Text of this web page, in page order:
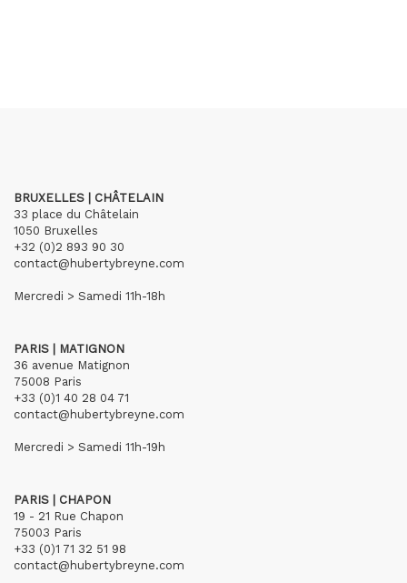
BRUXELLES | CHÂTELAIN
33 place du Châtelain
1050 Bruxelles
+32 (0)2 893 90 30
contact@hubertybreyne.com
Mercredi > Samedi 11h-18h
PARIS | MATIGNON
36 avenue Matignon
75008 Paris
+33 (0)1 40 28 04 71
contact@hubertybreyne.com
Mercredi > Samedi 11h-19h
PARIS | CHAPON
19 - 21 Rue Chapon
75003 Paris
+33 (0)1 71 32 51 98
contact@hubertybreyne.com